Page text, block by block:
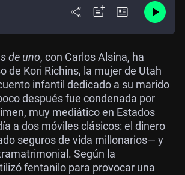
de uno, con Carlos Alsina, ha
de Kori Richins, la mujer de Utah
infantil dedicado a su marido
después fue condenada por
muy mediático en Estados
a dos móviles clásicos: el dinero
seguros de vida millonarios— y
Según la
fentanilo para provocar una